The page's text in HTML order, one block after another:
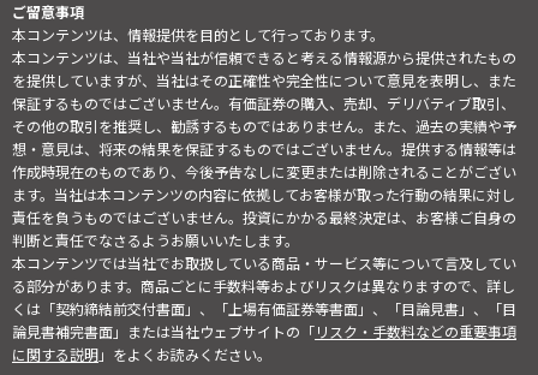
ご留意事項
本コンテンツは、情報提供を目的として行っております。
本コンテンツは、当社や当社が信頼できると考える情報源から提供されたもの
を提供していますが、当社はその正確性や完全性について意見を表明し、また
保証するものではございません。有価証券の購入、売却、デリバティブ取引、
その他の取引を推奨し、勧誘するものではありません。また、過去の実績や予
想・意見は、将来の結果を保証するものではございません。提供する情報等は
作成時現在のものであり、今後予告なしに変更または削除されることがござい
ます。当社は本コンテンツの内容に依拠してお客様が取った行動の結果に対し
責任を負うものではございません。投資にかかる最終決定は、お客様ご自身の
判断と責任でなさるようお願いいたします。
本コンテンツでは当社でお取扱している商品・サービス等について言及してい
る部分があります。商品ごとに手数料等およびリスクは異なりますので、詳し
くは「契約締結前交付書面」、「上場有価証券等書面」、「目論見書」、「目
論見書補完書面」または当社ウェブサイトの「リスク・手数料などの重要事項
に関する説明」をよくお読みください。